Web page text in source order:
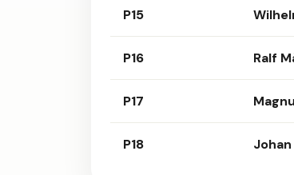
P15
P16 Ralf
P17
P18